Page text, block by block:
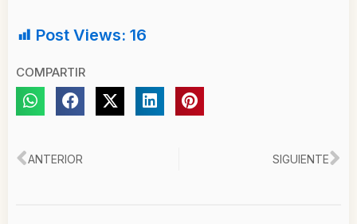
Post Views: 16
COMPARTIR
Ant
ANTERIOR SIGUIENTE